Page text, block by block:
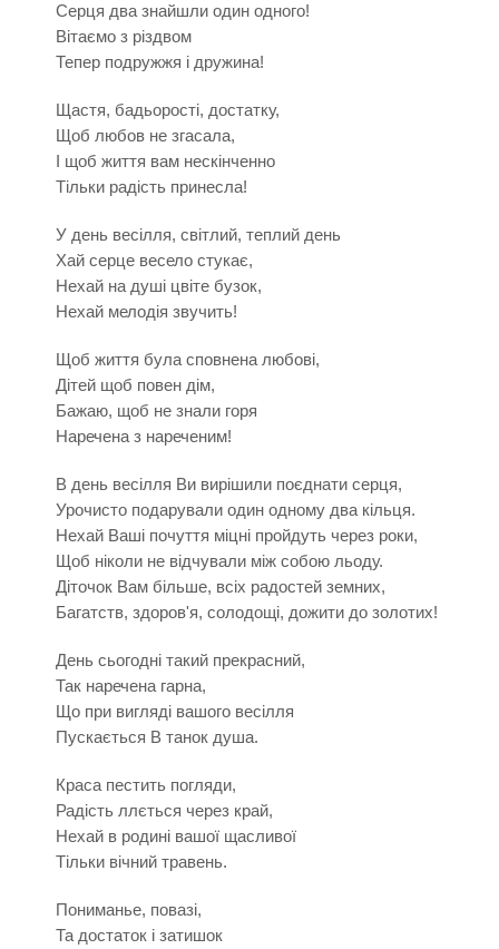
Серця два знайшли один одного!
Вітаємо з різдвом
Тепер подружжя і дружина!
Щастя, бадьорості, достатку,
Щоб любов не згасала,
І щоб життя вам нескінченно
Тільки радість принесла!
У день весілля, світлий, теплий день
Хай серце весело стукає,
Нехай на душі цвіте бузок,
Нехай мелодія звучить!
Щоб життя була сповнена любові,
Дітей щоб повен дім,
Бажаю, щоб не знали горя
Наречена з нареченим!
В день весілля Ви вирішили поєднати серця,
Урочисто подарували один одному два кільця.
Нехай Ваші почуття міцні пройдуть через роки,
Щоб ніколи не відчували між собою льоду.
Діточок Вам більше, всіх радостей земних,
Багатств, здоров'я, солодощі, дожити до золотих!
День сьогодні такий прекрасний,
Так наречена гарна,
Що при вигляді вашого весілля
Пускається В танок душа.
Краса пестить погляди,
Радість ллється через край,
Нехай в родині вашої щасливої
Тільки вічний травень.
Пониманье, повазі,
Та достаток і затишок